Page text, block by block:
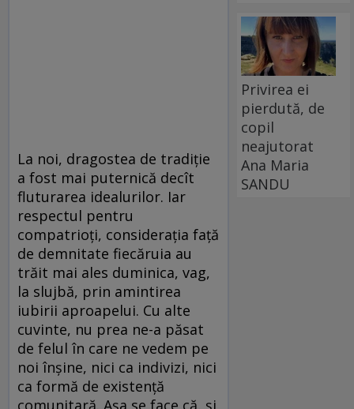
La noi, dragostea de tradiţie
a fost mai puternică decît
fluturarea idealurilor. Iar
respectul pentru
compatrioţi, consideraţia faţă
de demnitate fiecăruia au
trăit mai ales duminica, vag,
la slujbă, prin amintirea
iubirii aproapelui. Cu alte
cuvinte, nu prea ne-a păsat
de felul în care ne vedem pe
noi înşine, nici ca indivizi, nici
ca formă de existenţă
comunitară. Aşa se face că, şi
Privirea ei
pierdută, de
copil
neajutorat
Ana Maria
SANDU